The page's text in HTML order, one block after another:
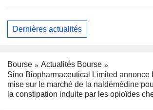
Dernières actualités
Bourse
Actualités Bourse
Sino Biopharmaceutical Limited annonce
mise sur le marché de la naldémédine
la constipation induite par les opioïdes